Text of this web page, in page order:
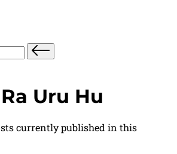
Uru Hu
currently published in this